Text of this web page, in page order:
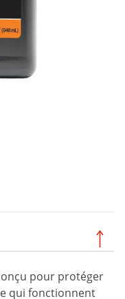
pour protéger
qui fonctionnent